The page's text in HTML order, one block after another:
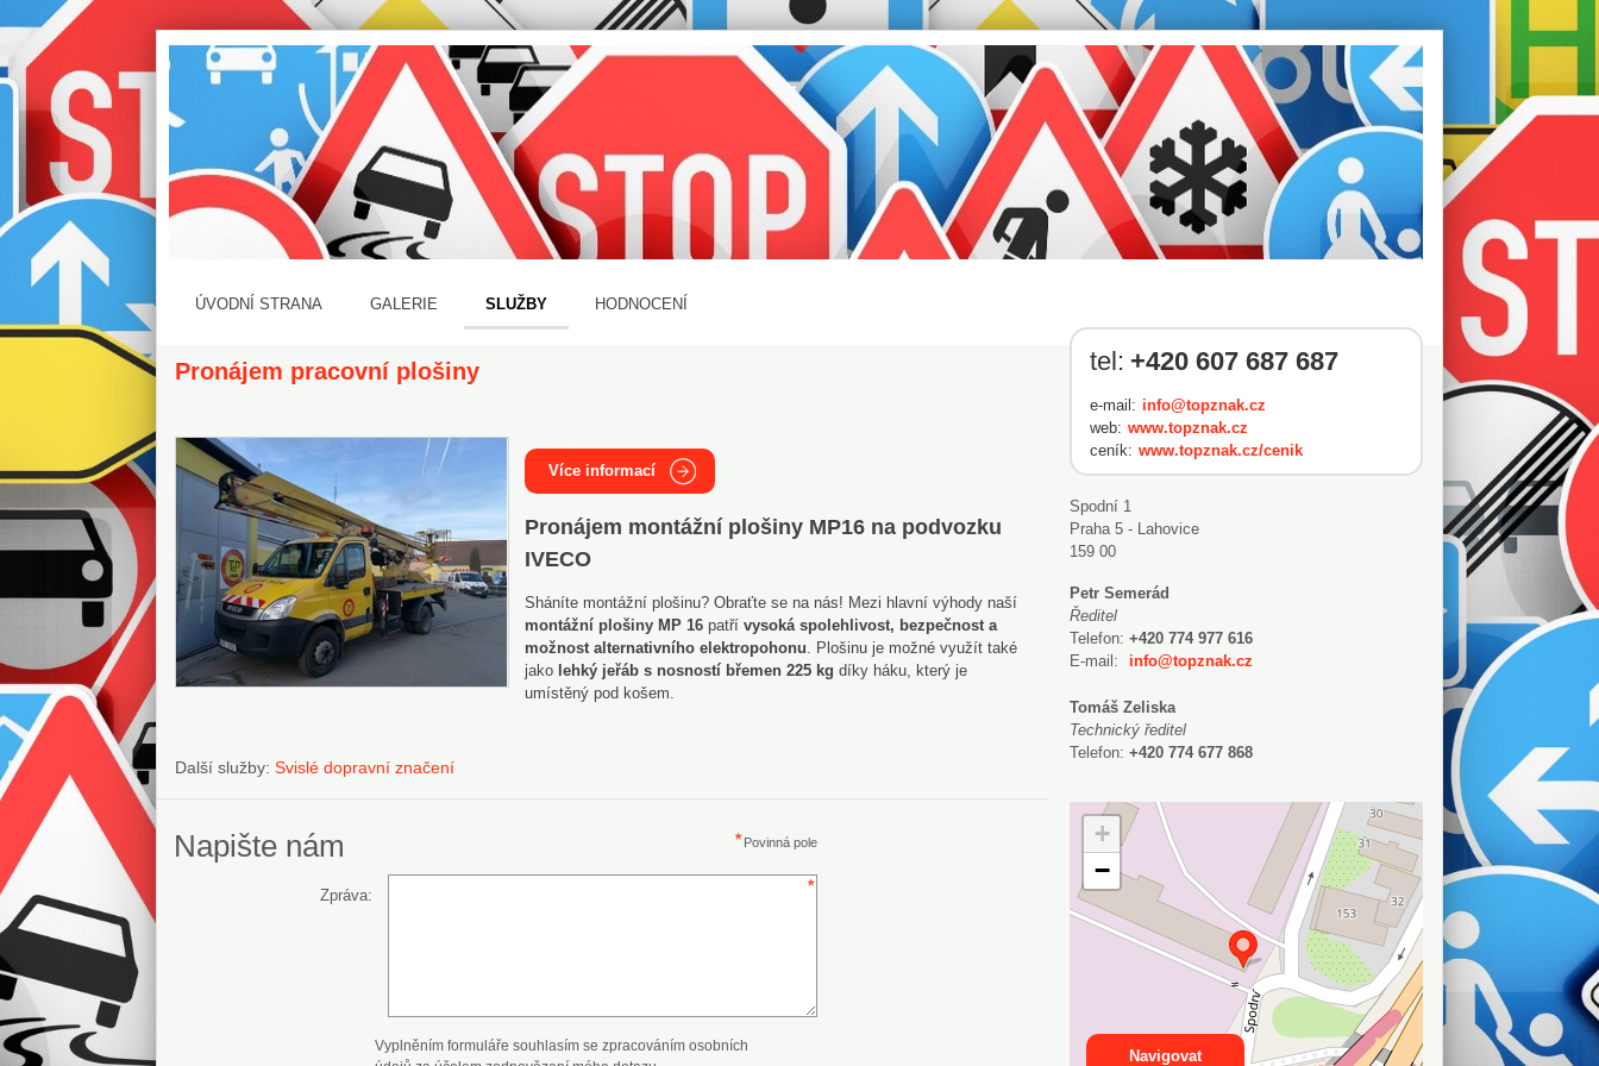
ÚVODNÍ STRANA GALERIE SLUŽBY HODNOCENÍ
Pronájem pracovní plošiny
Více informací
Pronájem montážní plošiny MP16 na podvozku
IVECO
Sháníte montážní plošinu? Obraťte se na nás! Mezi hlavní výhody naší
montážní plošiny MP 16 patří vysoká spolehlivost, bezpečnost a
možnost alternativního elektropohonu . Plošinu je možné využít také
jako lehký jeřáb s nosností břemen 225 kg díky háku, který je
umístěný pod košem.
Další služby: Svislé dopravní značení
Napište nám Povinná pole
Zpráva:
Vyplněním formuláře souhlasím se zpracováním osobních
tel: +420 607 687 687
e-mail: info@topznak.cz
web: www.topznak.cz
ceník: www.topznak.cz/cenik
Spodní 1
Praha 5 - Lahovice
159 00
Petr Semerád
Ředitel
Telefon: +420 774 977 616
E-mail:
info@topznak.cz
Tomáš Zeliska
Technický ředitel
Telefon: +420 774 677 868
+
−
Navigovat